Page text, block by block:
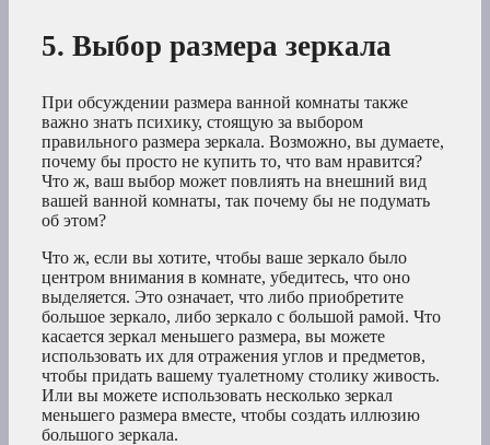
5. Выбор размера зеркала
При обсуждении размера ванной комнаты также
важно знать психику, стоящую за выбором
правильного размера зеркала. Возможно, вы думаете,
почему бы просто не купить то, что вам нравится?
Что ж, ваш выбор может повлиять на внешний вид
вашей ванной комнаты, так почему бы не подумать
об этом?
Что ж, если вы хотите, чтобы ваше зеркало было
центром внимания в комнате, убедитесь, что оно
выделяется. Это означает, что либо приобретите
большое зеркало, либо зеркало с большой рамой. Что
касается зеркал меньшего размера, вы можете
использовать их для отражения углов и предметов,
чтобы придать вашему туалетному столику живость.
Или вы можете использовать несколько зеркал
меньшего размера вместе, чтобы создать иллюзию
большого зеркала.